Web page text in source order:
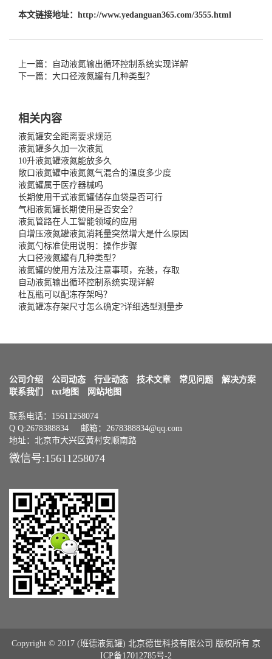
本文链接地址： http://www.yedanguan365.com/3555.html
上一篇：自动液氮输出循环控制系统实现详解
下一篇：大口径液氮罐有几种类型？
相关内容
液氮罐安全距离要求规范
液氮罐多久加一次液氮
10升液氮罐液氮能放多久
敞口液氮罐中液氮氮气混合的温度多少度
液氮罐属于医疗器械吗
长期使用干式液氮罐储存血袋是否可行
气相液氮罐长期使用是否安全？
液氮管路在人工智能领域的应用
自增压液氮罐液氮消耗量突然增大是什么原因
液氮勺标准使用说明：操作步骤
大口径液氮罐有几种类型？
液氮罐的使用方法及注意事项，充装，存取
自动液氮输出循环控制系统实现详解
杜瓦瓶可以配冻存架吗？
液氮罐冻存架尺寸怎么确定?详细选型测量步
公司介绍 公司动态 行业动态 技术文章 常见问题
解决方案
联系我们
txt地图 网站地图
联系电话：15611258074
Q Q:2678388834 邮箱：2678388834@qq.com
地址：北京市大兴区黄村安顺南路
微信号:15611258074
Copyright © 2017 (班德液氮罐) 北京德世科技有限公司 版权所有 京
ICP备17012785号-2